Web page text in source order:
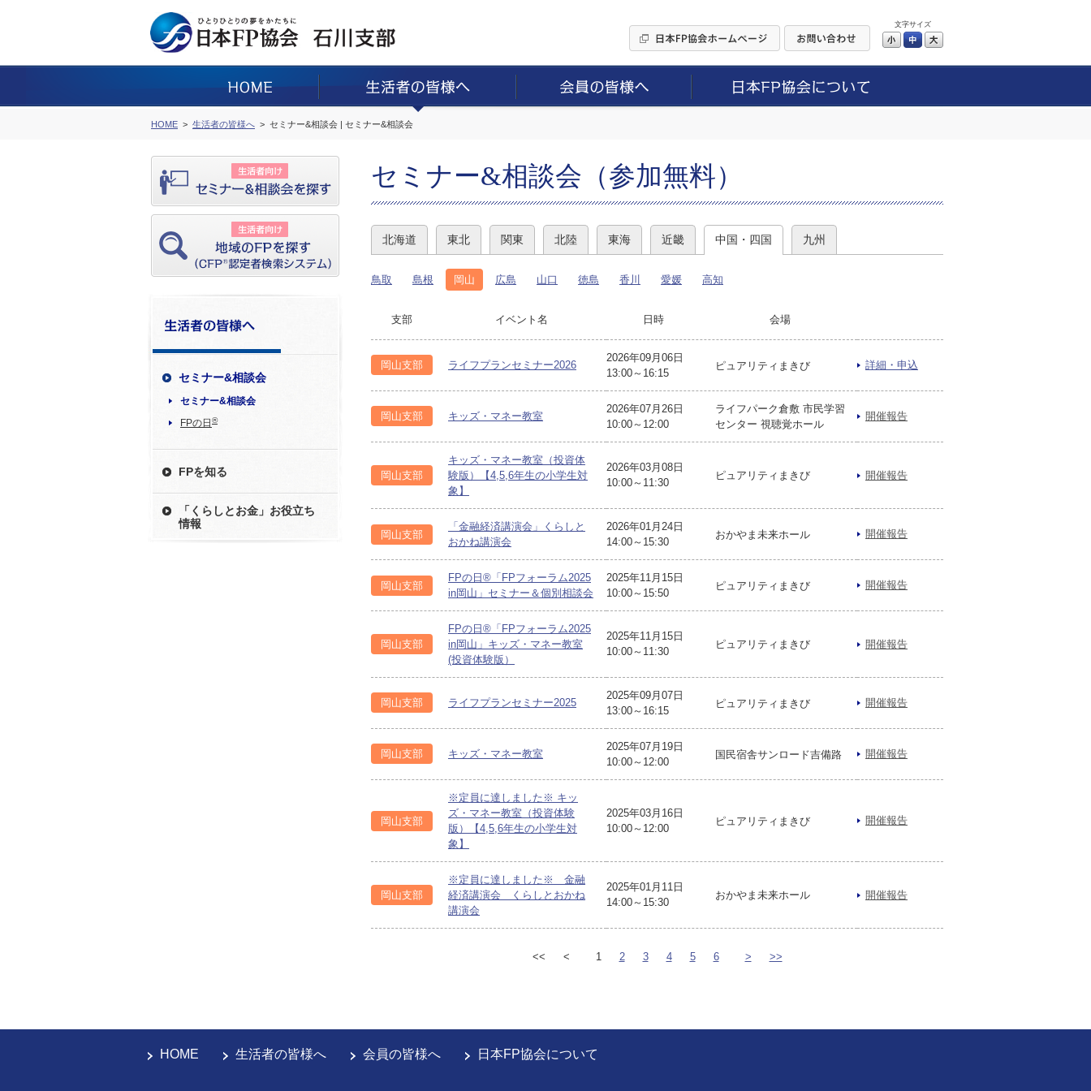
文字サイズ
小 中
HOME 生活者の皆様へ セミナー&相談会 | セミナー&相談会
セミナー&相談会
セミナー&相談会
FPの日 ®
FPを知る
「くらしとお金」お役立ち
情報
セミナー&相談会（参加無料）
北海道 東北 関東 北陸 東海 近畿 中国・四国 九州
鳥取 島根 岡山 広島 山口 徳島 香川 愛媛 高知
支部 イベント名 日時 会場
岡山支部 ライフプランセミナー2026
2026年09月06日
13:00～16:15
ピュアリティまきび 詳細・申込
岡山支部 キッズ・マネー教室
2026年07月26日
10:00～12:00
ライフパーク倉敷 市民学習
センター 視聴覚ホール
開催報告
岡山支部
キッズ・マネー教室（投資体
験版）【4,5,6年生の小学生対
象】
2026年03月08日
10:00～11:30
ピュアリティまきび 開催報告
岡山支部
「金融経済講演会」くらしと
おかね講演会
2026年01月24日
14:00～15:30
おかやま未来ホール 開催報告
岡山支部
FPの日®「FPフォーラム2025
in岡山」セミナー＆個別相談会
2025年11月15日
10:00～15:50
ピュアリティまきび 開催報告
岡山支部
FPの日®「FPフォーラム2025
in岡山」キッズ・マネー教室
(投資体験版）
2025年11月15日
10:00～11:30
ピュアリティまきび 開催報告
岡山支部 ライフプランセミナー2025
2025年09月07日
13:00～16:15
ピュアリティまきび 開催報告
岡山支部 キッズ・マネー教室
2025年07月19日
10:00～12:00
国民宿舎サンロード吉備路 開催報告
岡山支部
※定員に達しました※ キッ
ズ・マネー教室（投資体験
版）【4,5,6年生の小学生対
象】
2025年03月16日
10:00～12:00
ピュアリティまきび 開催報告
岡山支部
※定員に達しました※ 金融
経済講演会 くらしとおかね
講演会
2025年01月11日
14:00～15:30
おかやま未来ホール 開催報告
<< < 1 2 3 4 5 6 > >>
HOME 生活者の皆様へ 会員の皆様へ 日本FP協会について